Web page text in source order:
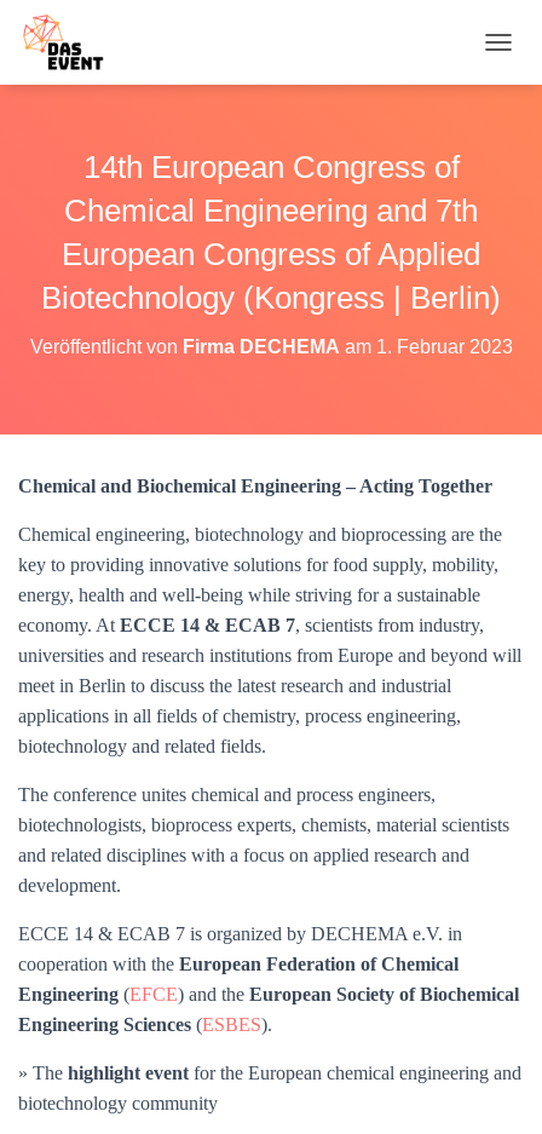
A
U
S
14th European Congress of
Chemical Engineering and 7th
European Congress of Applied
Biotechnology (Kongress | Berlin)
Veröffentlicht von Firma DECHEMA am 1. Februar 2023
Chemical and Biochemical Engineering – Acting Together
Chemical engineering, biotechnology and bioprocessing are the
key to providing innovative solutions for food supply, mobility,
energy, health and well-being while striving for a sustainable
economy. At ECCE 14 & ECAB 7, scientists from industry,
universities and research institutions from Europe and beyond will
meet in Berlin to discuss the latest research and industrial
applications in all fields of chemistry, process engineering,
biotechnology and related fields.
The conference unites chemical and process engineers,
biotechnologists, bioprocess experts, chemists, material scientists
and related disciplines with a focus on applied research and
development.
ECCE 14 & ECAB 7 is organized by DECHEMA e.V. in
cooperation with the European Federation of Chemical
Engineering (EFCE) and the European Society of Biochemical
Engineering Sciences (ESBES).
» The highlight event for the European chemical engineering and
biotechnology community